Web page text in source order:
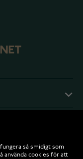
så smidigt som
använda cookies för att